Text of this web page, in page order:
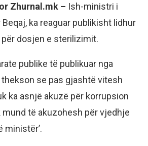
Zhurnal.mk – Ish-ministri i
ka reaguar publikisht lidhur
dosjen e sterilizimit.
publike të publikuar nga
thekson se pas gjashtë vitesh
ka asnjë akuzë për korrupsion
mund të akuzohesh për vjedhje
ministër’.